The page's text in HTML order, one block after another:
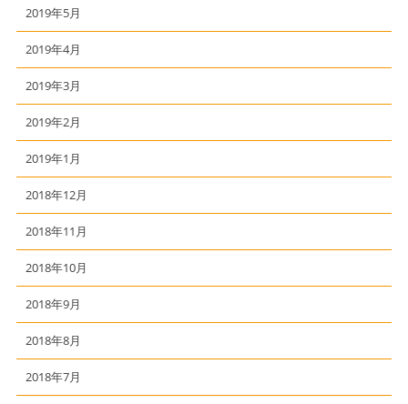
2019年5月
2019年4月
2019年3月
2019年2月
2019年1月
2018年12月
2018年11月
2018年10月
2018年9月
2018年8月
2018年7月